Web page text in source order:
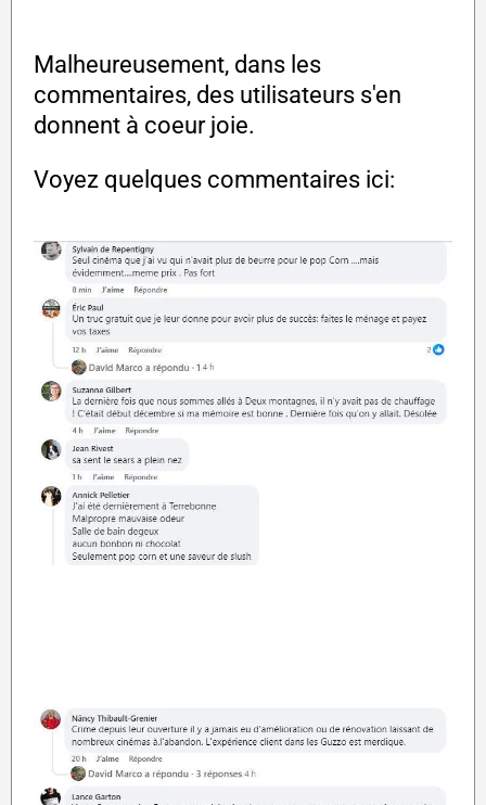
Malheureusement, dans les
commentaires, des utilisateurs s'en
donnent à coeur joie.
Voyez quelques commentaires ici: